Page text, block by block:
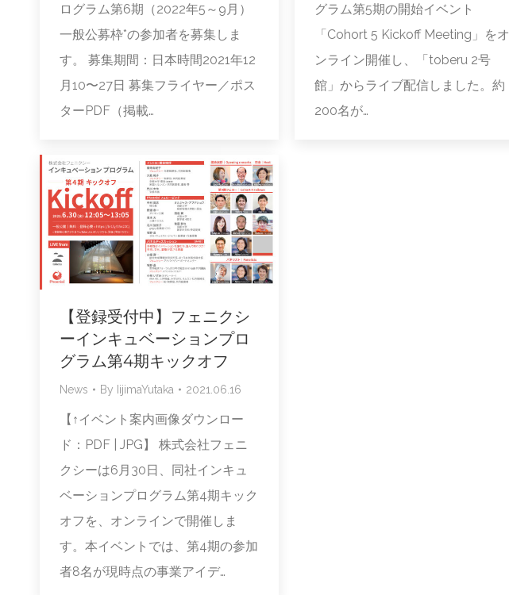
ログラム第6期（2022年5～9月）
一般公募枠*の参加者を募集しま
す。 募集期間：日本時間2021年12
月10〜27日 募集フライヤー／ポス
ターPDF（掲載…
グラム第5期の開始イベント
「Cohort 5 Kickoff Meeting」をオ
ンライン開催し、「toberu 2号
館」からライブ配信しました。約
200名が…
【登録受付中】フェニクシ
ーインキュベーションプロ
グラム第4期キックオフ
News By IijimaYutaka 2021.06.16
【↑イベント案内画像ダウンロー
ド：PDF | JPG】 株式会社フェニ
クシーは6月30日、同社インキュ
ベーションプログラム第4期キック
オフを、オンラインで開催しま
す。本イベントでは、第4期の参加
者8名が現時点の事業アイデ…